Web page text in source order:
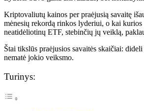
Kriptovaliutų kainos per praėjusią savaitę
mėnesių rekordą rinkos lyderiui, o kai kurios
neatidėliotinų ETF, stebinčių jų veiklą,
Štai tikslūs praėjusios savaitės skaičiai:
nematė jokio veiksmo.
Turinys: